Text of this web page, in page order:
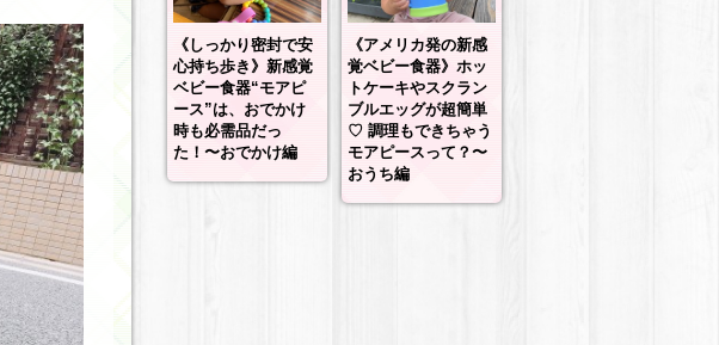
《しっかり密封で安
心持ち歩き》新感覚
ベビー食器“モアピ
ース”は、おでかけ
時も必需品だっ
た！〜おでかけ編
《アメリカ発の新感
覚ベビー食器》ホッ
トケーキやスクラン
ブルエッグが超簡単
♡ 調理もできちゃう
モアピースって？〜
おうち編